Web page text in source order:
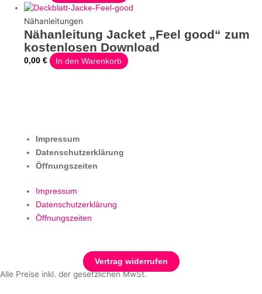
Nähanleitungen
Nähanleitung Jacket „Feel good“ zum
kostenlosen Download
0,00€ In den Warenkorb
Impressum
Datenschutzerklärung
Öffnungszeiten
Impressum
Datenschutzerklärung
Öffnungszeiten
Vertrag widerrufen
Alle Preise inkl. der gesetzlichen MwSt.